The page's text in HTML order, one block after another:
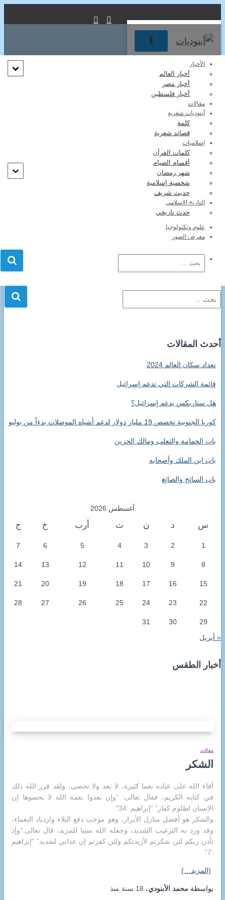
التنقل
الأخبار
أخبار العالم
أخبار مصر
أخبار فلسطين
مقالات
أبنوديات شعرية
كلمة
قصائد شعرية
إسلاميات
كلمات القرآن
أقسام الصيام
شهر رمضان
شخصية إسلامية
حديث شريف
التاريخ الإسلامي
حدث تاريخي
علوم وتكنولوجيا
معرض الصور
عن:
الشكر
ل
ثأحدث المقالات
تعداد سكان العالم 2024
قائمة الشركات التي تدعم إسرائيل
هل ستاربكس يدعم إسرائيل؟
كوريا الجنوبية تخصص 19 مليار دولار لدعم أشباه الموصلات بدءاً من يوليو
باب الحمامة والثعلب ومالك الحزين
باب ابن الملك وأصحابه
باب السائح والصائغ
أغسطس 2026
س د ن ث أرب خ ج
1
2
3
4
5
6
7
8
9
10
11
12
13
14
15
16
17
18
19
20
21
22
23
24
25
26
27
28
29
30
31
« أبريل
أخبار الطقس
مقالات
الشكر
أفاء الله على عباده نعما كثيرة، لا تعد ولا تحصى، ولقد قرر الله ذلك
في كتابه الكريم، فقال تعالى: “وإن تعدوا نعمة الله لا تحصوها إن
الإنسان لظلوم كفار” “إبراهيم :34″
والشكر هو أفضل منازل الأبرار، وهو موجب دفع البلاء وازدياد النعماء،
وقد ورد به الترغيب الشديد، وجعله الله سببا للمزيد، قال تعالى:”وإذ
تأذن ربكم لئن شكرتم لأزيدنكم ولئن كفرتم إن عذابي لشديد” “إبراهيم
:7”
(المزيد…)
بواسطة محمد الأبنودي، 18 سنة منذ